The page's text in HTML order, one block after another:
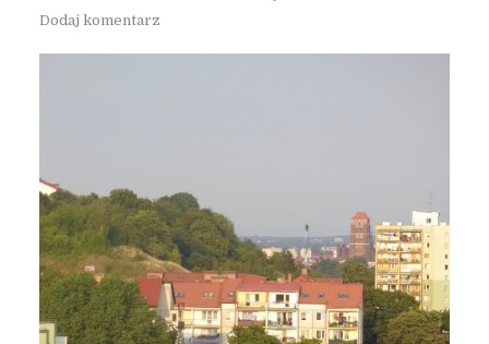
Dodaj komentarz